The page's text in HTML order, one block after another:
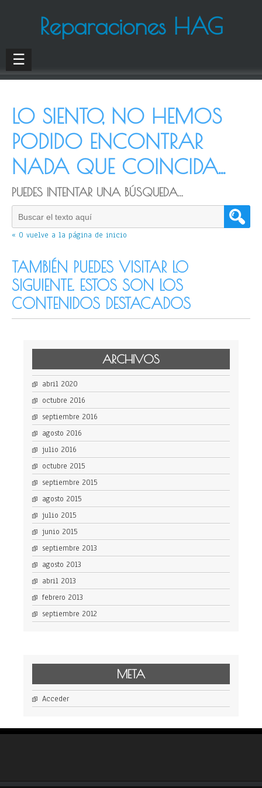
Reparaciones HAG
☰
LO SIENTO, NO HEMOS
PODIDO ENCONTRAR
NADA QUE COINCIDA...
PUEDES INTENTAR UNA BÚSQUEDA...
« O vuelve a la página de inicio
TAMBIÉN PUEDES VISITAR LO
SIGUIENTE. ESTOS SON LOS
CONTENIDOS DESTACADOS
ARCHIVOS
abril 2020
octubre 2016
septiembre 2016
agosto 2016
julio 2016
octubre 2015
septiembre 2015
agosto 2015
julio 2015
junio 2015
septiembre 2013
agosto 2013
abril 2013
febrero 2013
septiembre 2012
META
Acceder